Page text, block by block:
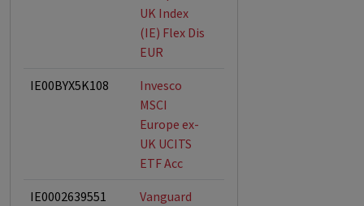
UK Index
(IE) Flex Dis
EUR
IE00BYX5K108
Invesco
MSCI
Europe ex-
UK UCITS
ETF Acc
IE0002639551
Vanguard